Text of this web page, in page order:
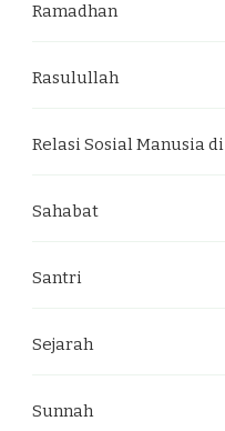
Ramadhan
Rasulullah
Relasi Sosial Manusia
Sahabat
Santri
Sejarah
Sunnah